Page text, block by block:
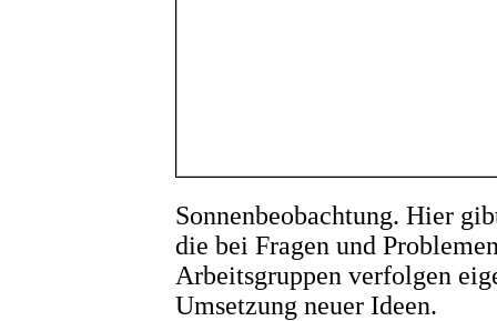
Sonnenbeobachtung. Hier
die bei Fragen und
Arbeitsgruppen verfolgen
Umsetzung neuer Ideen.